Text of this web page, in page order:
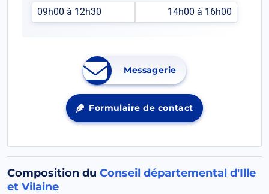
09h00 à 12h30
14h00 à 16h00
Messagerie
Ouvrir
dans
un
Formulaire de contact
Ouvrir
dans
nouvel
onglet
Composition du Conseil départemental d'Ille
et Vilaine